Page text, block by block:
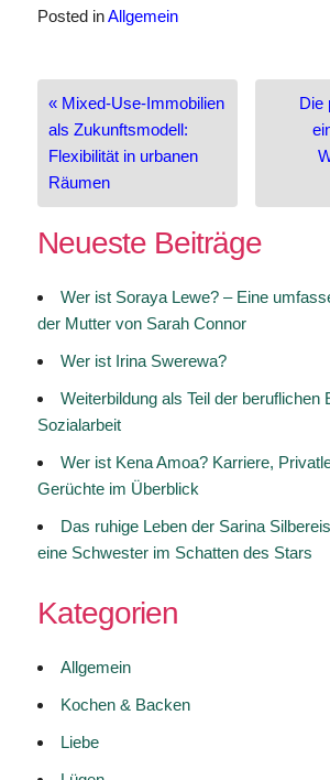
Posted inAllgemein
Beitragsnavigation
« Mixed-Use-Immobilien
als Zukunftsmodell:
Flexibilität in urbanen
Räumen
Die
Neueste Beiträge
Wer ist Soraya Lewe? – Eine
der Mutter von Sarah Connor
Wer ist Irina Swerewa?
Weiterbildung als Teil der beruflichen
Sozialarbeit
Wer ist Kena Amoa? Karriere,
Gerüchte im Überblick
Das ruhige Leben der Sarina
eine Schwester im Schatten des Stars
Kategorien
Allgemein
Kochen & Backen
Liebe